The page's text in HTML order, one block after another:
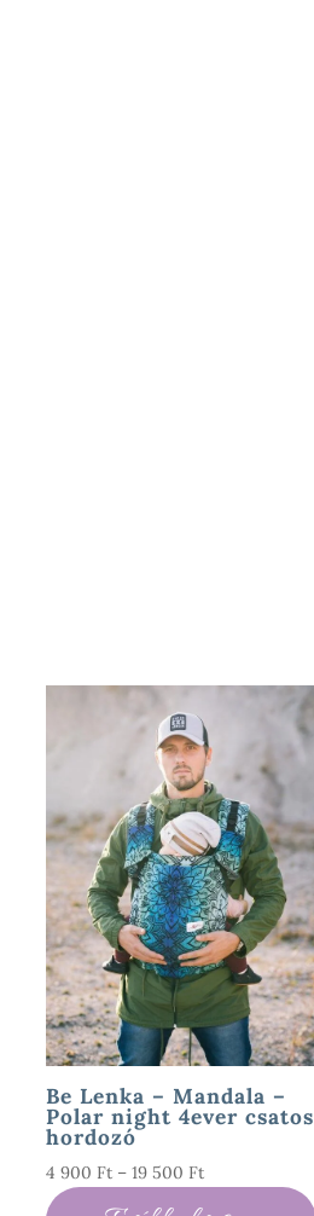
Be Lenka – Mandala –
Polar night 4ever csatos
hordozó
4 900 Ft – 19 500 FtÁrtartomány: